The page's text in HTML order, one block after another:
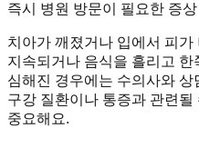
즉시 병원 방문이 필요한 증상
치아가 깨졌거나 입에서 피
지속되거나 음식을 흘리고
심해진 경우에는 수의사와
구강 질환이나 통증과 관련
중요해요.